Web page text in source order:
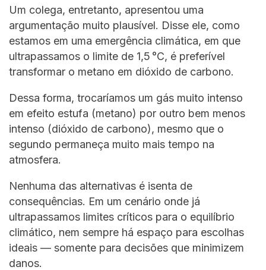
Um colega, entretanto, apresentou uma
argumentação muito plausível. Disse ele, como
estamos em uma emergência climática, em que
ultrapassamos o limite de 1,5 °C, é preferível
transformar o metano em dióxido de carbono.
Dessa forma, trocaríamos um gás muito intenso
em efeito estufa (metano) por outro bem menos
intenso (dióxido de carbono), mesmo que o
segundo permaneça muito mais tempo na
atmosfera.
Nenhuma das alternativas é isenta de
consequências. Em um cenário onde já
ultrapassamos limites críticos para o equilíbrio
climático, nem sempre há espaço para escolhas
ideais — somente para decisões que minimizem
danos.